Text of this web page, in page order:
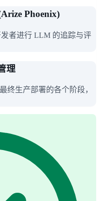
Phoenix)
者进行 LLM 的追踪与评
理
终生产部署的各个阶段，